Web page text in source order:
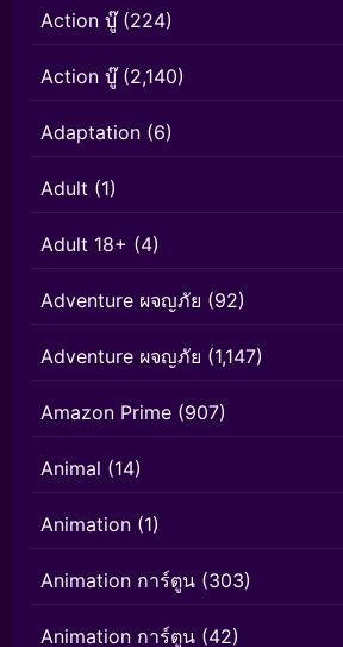
Action บู๊(224)
Action บู๊(2,140)
Adaptation (6)
Adult (1)
Adult 18+ (4)
Adventure ผจญภัย (92)
Adventure ผจญภัย (1,147)
Amazon Prime (907)
Animal (14)
Animation (1)
Animation การ์ตูน (303)
Animation การ์ตูน (42)